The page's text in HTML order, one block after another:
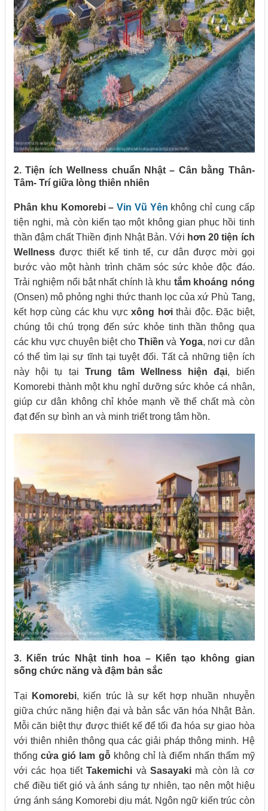
2. Tiện ích Wellness chuẩn Nhật – Cân bằng Thân-
Tâm- Trí giữa lòng thiên nhiên
Phân khu Komorebi –Vin Vũ Yên không chỉ cung cấp
tiện nghi, mà còn kiến tạo một không gian phục hồi tinh
thần đậm chất Thiền định Nhật Bản. Với hơn 20 tiện ích
Wellness được thiết kế tinh tế, cư dân được mời gọi
bước vào một hành trình chăm sóc sức khỏe độc đáo.
Trải nghiệm nổi bật nhất chính là khu tắm khoáng nóng
(Onsen) mô phỏng nghi thức thanh lọc của xứ Phù Tang,
kết hợp cùng các khu vựcxông hơithải độc. Đặc biệt,
chúng tôi chú trọng đến sức khỏe tinh thần thông qua
các khu vực chuyên biệt cho Thiền và Yoga, nơi cư dân
có thể tìm lại sự tĩnh tại tuyệt đối. Tất cả những tiện ích
này hội tụ tại Trung tâm Wellness hiện đại, biến
Komorebi thành một khu nghỉ dưỡng sức khỏe cá nhân,
giúp cư dân không chỉ khỏe mạnh về thể chất mà còn
đạt đến sự bình an và minh triết trong tâm hồn.
3. Kiến trúc Nhật tinh hoa – Kiến tạo không gian
sống chức năng và đậm bản sắc
Tại Komorebi, kiến trúc là sự kết hợp nhuần nhuyễn
giữa chức năng hiện đại và bản sắc văn hóa Nhật Bản.
Mỗi căn biệt thự được thiết kế để tối đa hóa sự giao hòa
với thiên nhiên thông qua các giải pháp thông minh. Hệ
thốngcửa gió lam gỗkhông chỉ là điểm nhấn thẩm mỹ
với các họa tiếtTakemichi vàSasayaki mà còn là cơ
chế điều tiết gió và ánh sáng tự nhiên, tạo nên một hiệu
ứng ánh sáng Komorebi dịu mát. Ngôn ngữ kiến trúc còn